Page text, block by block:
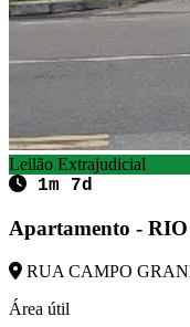
Leilão Extrajudicial
1m 7d
Apartamento -
RUA CAMPO
Área útil